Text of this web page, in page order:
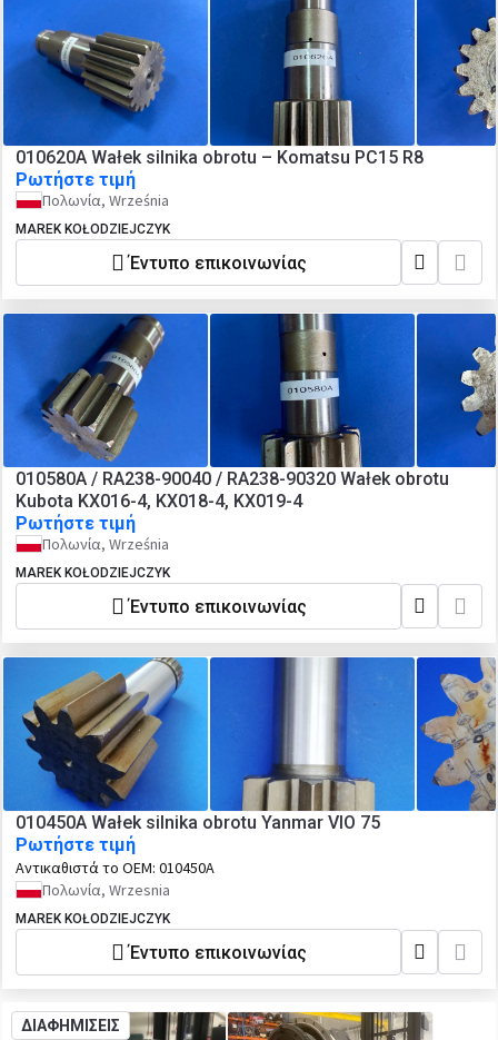
010620A Wałek silnika obrotu – Komatsu PC15 R8
Ρωτήστε τιμή
Πολωνία, Września
MAREK KOŁODZIEJCZYK
Έντυπο επικοινωνίας
010580A / RA238-90040 / RA238-90320 Wałek obrotu
Kubota KX016-4, KX018-4, KX019-4
Ρωτήστε τιμή
Πολωνία, Września
MAREK KOŁODZIEJCZYK
Έντυπο επικοινωνίας
010450A Wałek silnika obrotu Yanmar VIO 75
Ρωτήστε τιμή
Αντικαθιστά το OEM: 010450A
Πολωνία, Wrzesnia
MAREK KOŁODZIEJCZYK
Έντυπο επικοινωνίας
ΔΙΑΦΗΜΙΣΕΙΣ